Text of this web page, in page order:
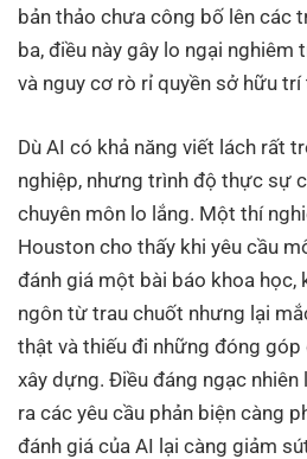
bản thảo chưa công bố lên các
ba, điều này gây lo ngại nghiêm
và nguy cơ rò rỉ quyền sở hữu trí
Dù AI có khả năng viết lách rất
nghiệp, nhưng trình độ thực sự
chuyên môn lo lắng. Một thí
Houston cho thấy khi yêu cầu
đánh giá một bài báo khoa học,
ngôn từ trau chuốt nhưng lại
thật và thiếu đi những đóng góp
xây dựng. Điều đáng ngạc
ra các yêu cầu phản biện càng
đánh giá của AI lại càng giảm